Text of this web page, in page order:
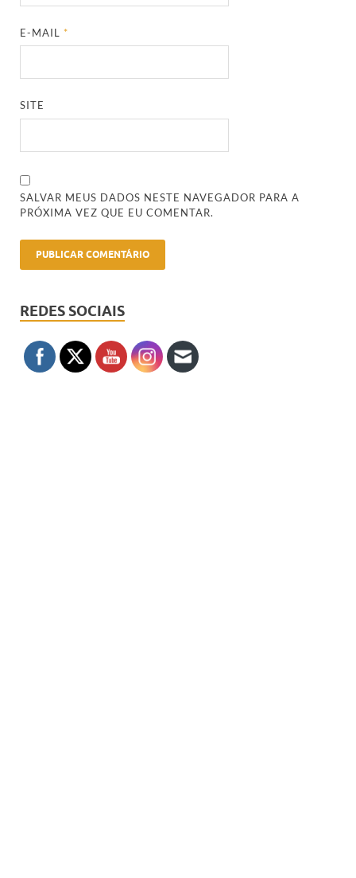
E-MAIL*
SITE
SALVAR MEUS DADOS NESTE NAVEGADOR PARA A
PRÓXIMA VEZ QUE EU COMENTAR.
REDES SOCIAIS